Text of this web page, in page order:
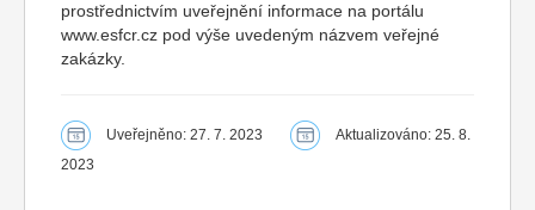
prostřednictvím uveřejnění informace na portálu
www.esfcr.cz pod výše uvedeným názvem veřejné
zakázky.
Uveřejněno: 27. 7. 2023
Aktualizováno: 25. 8.
2023